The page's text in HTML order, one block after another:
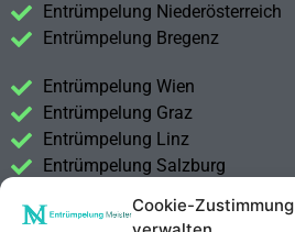
Cookie-Zustimmung
Entrümpelung Niederösterreich
Entrümpelung Bregenz
Entrümpelung Wien
Entrümpelung Graz
Entrümpelung Linz
Entrümpelung Salzburg
Entrümpelung Steiermark